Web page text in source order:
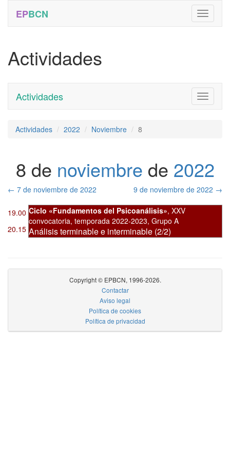
EPBCN
Actividades
Toggle
Actividades
Actividades 2022 Noviembre 8
8 de noviembre de 2022
← 7 de noviembre de 2022 9 de noviembre de 2022 →
19.00 Ciclo «Fundamentos del Psicoanálisis», XXV
convocatoria, temporada 2022-2023, Grupo A
Análisis terminable e interminable (2/2)
20.15
Copyright © EPBCN, 1996-2026.
Contactar
Aviso legal
Política de cookies
Política de privacidad